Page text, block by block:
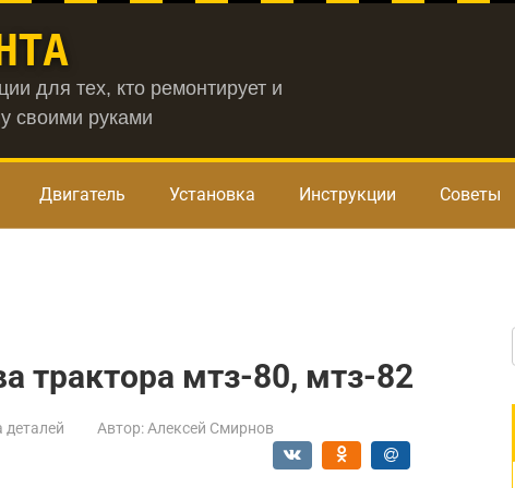
для тех, кто ремонтирует и
своими руками
Двигатель Установка Инструкции Советы
трактора мтз-80, мтз-82
деталей Автор: Алексей Смирнов